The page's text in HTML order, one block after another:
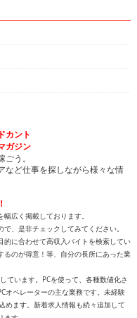
ど仕事を探しながら様々な情
広く掲載しております。
に合わせて高収入バイトを検索してい
のが得意！等、自分の長所にあった業
ています。PCを使って、各種数値化さ
オペレーターの主な業務です。未経験
ます。新着求人情報も続々追加して
ます。
うぞ楽しみながら求人を探してくださ